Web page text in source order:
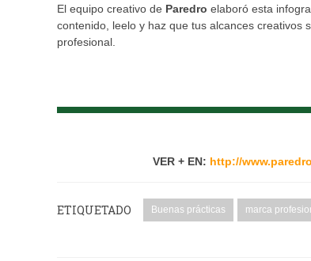
El equipo creativo de Paredro elaboró esta
contenido, leelo y haz que tus alcances creativos
profesional.
VER + EN: http://
ETIQUETADO Buenas prácticas marca